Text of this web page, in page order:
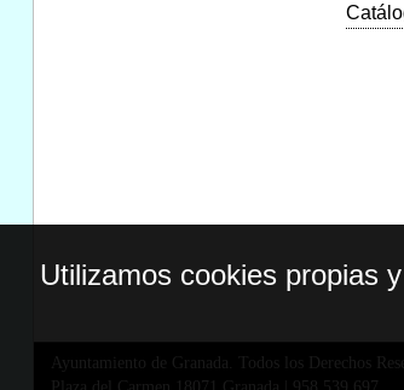
Ayuntamiento de Granada. Todos los Derechos
Utilizamos cookies propias